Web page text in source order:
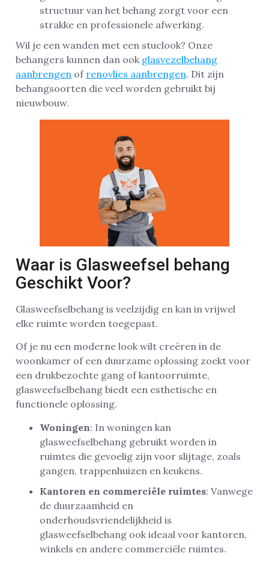
structuur van het behang zorgt voor een
strakke en professionele afwerking.
Wil je een wanden met een stuclook? Onze
behangers kunnen dan ook glasvezelbehang
aanbrengen of renovlies aanbrengen. Dit zijn
behangsoorten die veel worden gebruikt bij
nieuwbouw.
Waar is Glasweefsel behang
Geschikt Voor?
Glasweefselbehang is veelzijdig en kan in vrijwel
elke ruimte worden toegepast.
Of je nu een moderne look wilt creëren in de
woonkamer of een duurzame oplossing zoekt voor
een drukbezochte gang of kantoorruimte,
glasweefselbehang biedt een esthetische en
functionele oplossing.
Woningen: In woningen kan
glasweefselbehang gebruikt worden in
ruimtes die gevoelig zijn voor slijtage, zoals
gangen, trappenhuizen en keukens.
Kantoren en commerciële ruimtes: Vanwege
de duurzaamheid en
onderhoudsvriendelijkheid is
glasweefselbehang ook ideaal voor kantoren,
winkels en andere commerciële ruimtes.